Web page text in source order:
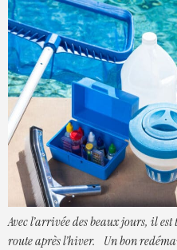
Avec l’arrivée des beaux jours, il
route après l’hiver. Un bon